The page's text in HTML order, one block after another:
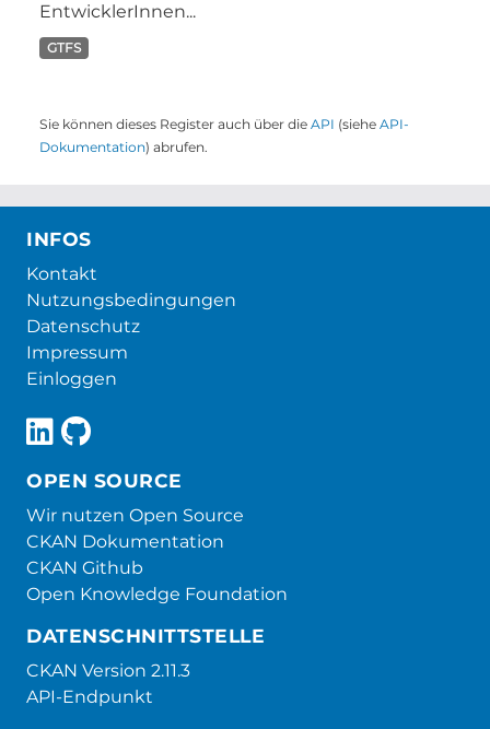
EntwicklerInnen...
GTFS
Sie können dieses Register auch über die API (siehe API-
Dokumentation) abrufen.
INFOS
Kontakt
Nutzungsbedingungen
Datenschutz
Impressum
Einloggen
OPEN SOURCE
Wir nutzen Open Source
CKAN Dokumentation
CKAN Github
Open Knowledge Foundation
DATENSCHNITTSTELLE
CKAN Version 2.11.3
API-Endpunkt